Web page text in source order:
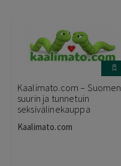
Kaalimato.com – Suomen
suurin ja tunnetuin
seksivälinekauppa
Kaalimato.com